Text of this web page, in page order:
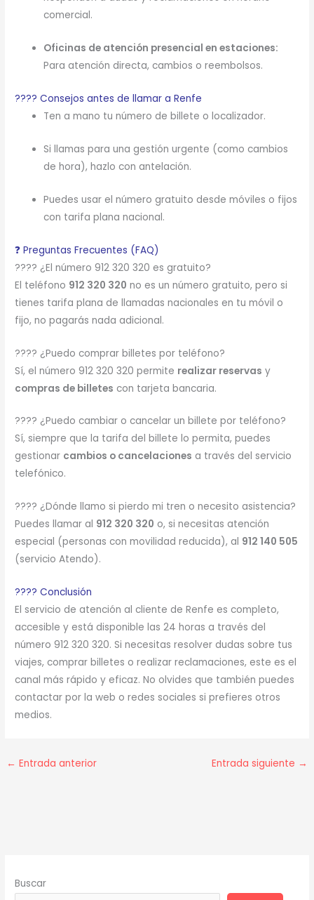
comercial.
Oficinas de atención presencial en estaciones:
Para atención directa, cambios o reembolsos.
???? Consejos antes de llamar a Renfe
Ten a mano tu número de billete o localizador.
Si llamas para una gestión urgente (como cambios
de hora), hazlo con antelación.
Puedes usar el número gratuito desde móviles o fijos
con tarifa plana nacional.
❓ Preguntas Frecuentes (FAQ)
???? ¿El número 912 320 320 es gratuito?
El teléfono 912 320 320 no es un número gratuito, pero si
tienes tarifa plana de llamadas nacionales en tu móvil o
fijo, no pagarás nada adicional.
???? ¿Puedo comprar billetes por teléfono?
Sí, el número 912 320 320 permite realizar reservas y
compras de billetes con tarjeta bancaria.
???? ¿Puedo cambiar o cancelar un billete por teléfono?
Sí, siempre que la tarifa del billete lo permita, puedes
gestionar cambios o cancelaciones a través del servicio
telefónico.
???? ¿Dónde llamo si pierdo mi tren o necesito asistencia?
Puedes llamar al 912 320 320 o, si necesitas atención
especial (personas con movilidad reducida), al 912 140 505
(servicio Atendo).
???? Conclusión
El servicio de atención al cliente de Renfe es completo,
accesible y está disponible las 24 horas a través del
número 912 320 320. Si necesitas resolver dudas sobre tus
viajes, comprar billetes o realizar reclamaciones, este es el
canal más rápido y eficaz. No olvides que también puedes
contactar por la web o redes sociales si prefieres otros
medios.
← Entrada anterior Entrada siguiente →
Buscar